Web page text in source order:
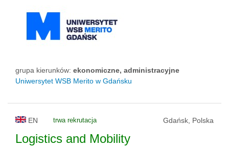
grupa kierunków: ekonomiczne, administracyjne
Uniwersytet WSB Merito w Gdańsku
EN trwa rekrutacja Gdańsk, Polska
Logistics and Mobility